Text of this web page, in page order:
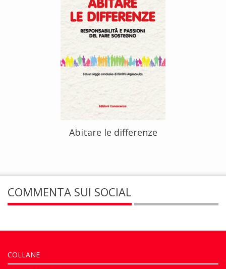
Abitare le differenze
COMMENTA SUI SOCIAL
COLLANE